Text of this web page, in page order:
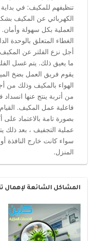
تنظيفهم للمكيف: في بداية
الكهربائي عن المكيف
العملية بكل سهولة وأمان.
الغطاء المتعلق بالوحدة
أجل نزع الفلتر عن
ما يعيق ذلك. يتم غسل
يقوم فريق العمل بضخ
الهواء بالمكيف وذلك
من أتربة ينتج عنها
فاعلية عمل المكيف.
بصورة تامة بالاعتماد
عملية التجفيف ، بعد ذلك
سواء كانت خارج النافذة
المنزل.
المشاكل الشائعة لإهمال